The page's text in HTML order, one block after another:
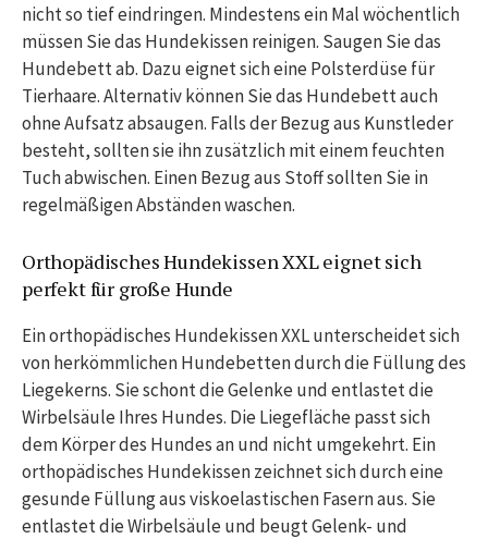
nicht so tief eindringen. Mindestens ein Mal wöchentlich
müssen Sie das Hundekissen reinigen. Saugen Sie das
Hundebett ab. Dazu eignet sich eine Polsterdüse für
Tierhaare. Alternativ können Sie das Hundebett auch
ohne Aufsatz absaugen. Falls der Bezug aus Kunstleder
besteht, sollten sie ihn zusätzlich mit einem feuchten
Tuch abwischen. Einen Bezug aus Stoff sollten Sie in
regelmäßigen Abständen waschen.
Orthopädisches Hundekissen XXL eignet sich
perfekt für große Hunde
Ein orthopädisches Hundekissen XXL unterscheidet sich
von herkömmlichen Hundebetten durch die Füllung des
Liegekerns. Sie schont die Gelenke und entlastet die
Wirbelsäule Ihres Hundes. Die Liegefläche passt sich
dem Körper des Hundes an und nicht umgekehrt. Ein
orthopädisches Hundekissen zeichnet sich durch eine
gesunde Füllung aus viskoelastischen Fasern aus. Sie
entlastet die Wirbelsäule und beugt Gelenk- und